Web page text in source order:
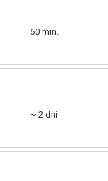
60 min.
~ 2 dni